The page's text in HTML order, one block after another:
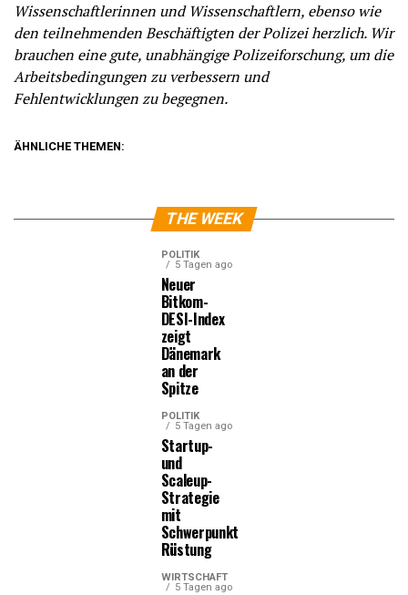
Wissenschaftlerinnen und Wissenschaftlern, ebenso wie
den teilnehmenden Beschäftigten der Polizei herzlich. Wir
brauchen eine gute, unabhängige Polizeiforschung, um die
Arbeitsbedingungen zu verbessern und
Fehlentwicklungen zu begegnen.
ÄHNLICHE THEMEN:
THE WEEK
POLITIK
5 Tagen ago
Neuer
Bitkom-
DESI-Index
zeigt
Dänemark
an der
Spitze
POLITIK
5 Tagen ago
Startup-
und
Scaleup-
Strategie
mit
Schwerpunkt
Rüstung
WIRTSCHAFT
5 Tagen ago